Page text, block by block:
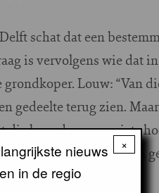
schat dat een
is vervolgens wie dat
Louw: “Van
terug zien.
boer daarvoor niets
over het algemeen
×
nieuws
in de regio